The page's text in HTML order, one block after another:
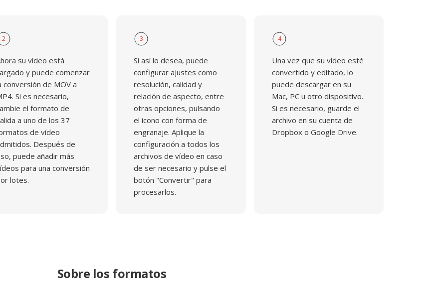
2
su vídeo está
y puede comenzar
conversión de MOV a
Si es necesario,
el formato de
a uno de los 37
de vídeo
Después de
puede añadir más
para una conversión
lotes.
3
Si así lo desea, puede
configurar ajustes como
resolución, calidad y
relación de aspecto, entre
otras opciones, pulsando
el icono con forma de
engranaje. Aplique la
configuración a todos los
archivos de vídeo en caso
de ser necesario y pulse el
botón "Convertir" para
procesarlos.
4
Una vez que su vídeo esté
convertido y editado, lo
puede descargar en su
Mac, PC u otro dispositivo.
Si es necesario, guarde el
archivo en su cuenta de
Dropbox o Google Drive.
Sobre los formatos